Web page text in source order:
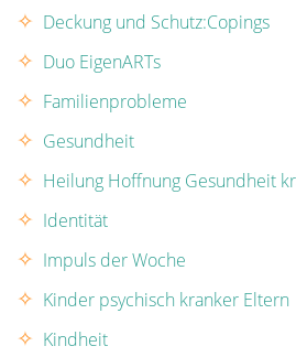
Deckung und Schutz:Copings
Duo EigenARTs
Familienprobleme
Gesundheit
Heilung Hoffnung Gesundheit
Identität
Impuls der Woche
Kinder psychisch kranker Eltern
Kindheit